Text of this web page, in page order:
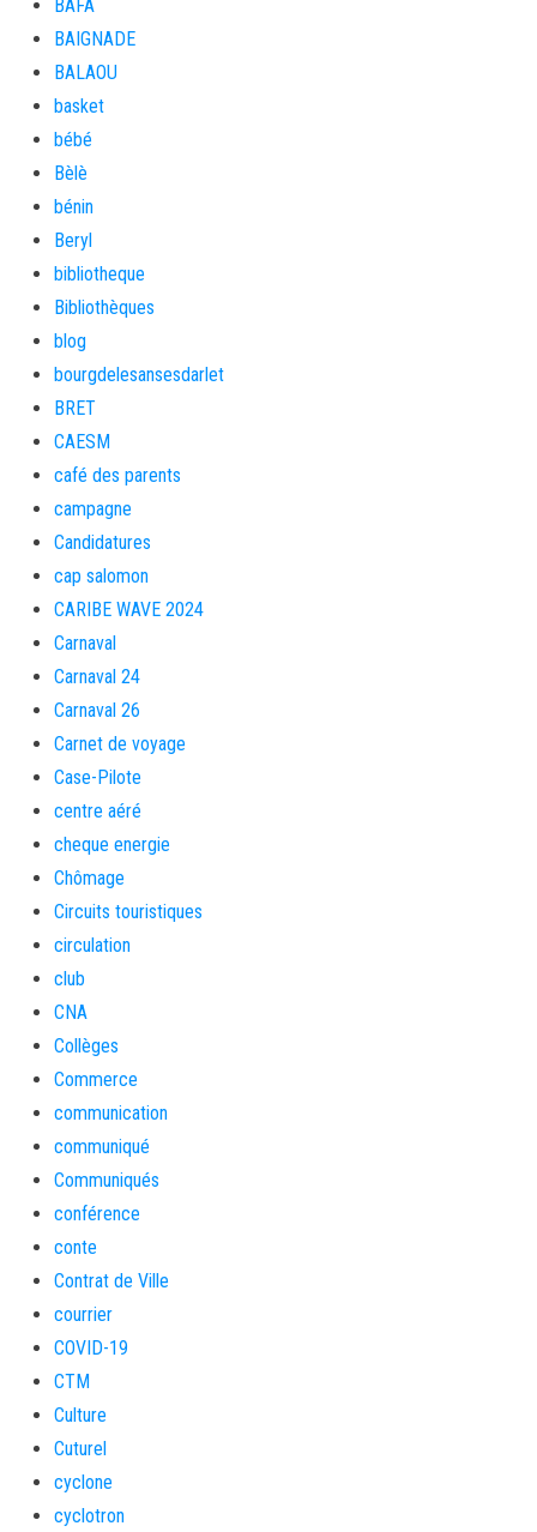
BAFA
BAIGNADE
BALAOU
basket
bébé
Bèlè
bénin
Beryl
bibliotheque
Bibliothèques
blog
bourgdelesansesdarlet
BRET
CAESM
café des parents
campagne
Candidatures
cap salomon
CARIBE WAVE 2024
Carnaval
Carnaval 24
Carnaval 26
Carnet de voyage
Case-Pilote
centre aéré
cheque energie
Chômage
Circuits touristiques
circulation
club
CNA
Collèges
Commerce
communication
communiqué
Communiqués
conférence
conte
Contrat de Ville
courrier
COVID-19
CTM
Culture
Cuturel
cyclone
cyclotron